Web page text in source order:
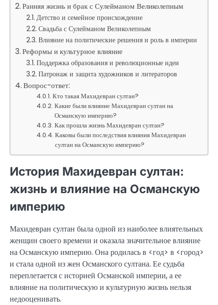
Ранняя жизнь и брак с Сулейманом Великолепным
Детство и семейное происхождение
Свадьба с Сулейманом Великолепным
Влияние на политические решения и роль в империи
Реформы и культурное влияние
Поддержка образования и революционные идеи
Патронаж и защита художников и литераторов
Вопрос-ответ:
Кто такая Махидевран султан?
Какие были влияние Махидевран султан на
Османскую империю?
Как прошла жизнь Махидевран султан?
Каковы были последствия влияния Махидевран
султан на Османскую империю?
История Махидевран султан:
жизнь и влияние на Османскую
империю
Махидевран султан была одной из наиболее влиятельных
женщин своего времени и оказала значительное влияние
на Османскую империю. Она родилась в <год> в <город>
и стала одной из жен Османского султана. Ее судьба
переплетается с историей Османской империи, а ее
влияние на политическую и культурную жизнь нельзя
недооценивать.